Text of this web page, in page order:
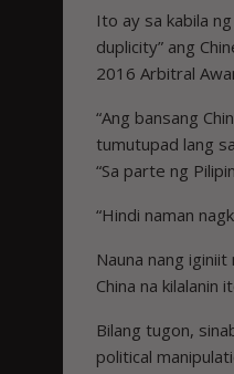
Ito ay sa kabila
duplicity” ang
2016 Arbitral
“Ang bansang
tumutupad lang
“Sa parte ng
“Hindi naman
Nauna nang
China na kilalanin
Bilang tugon,
political